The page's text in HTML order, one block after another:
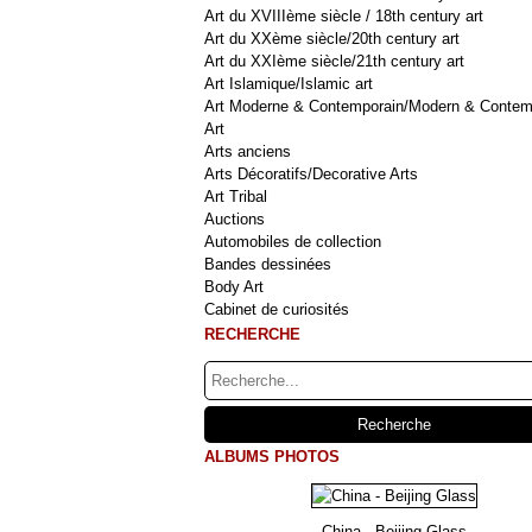
Art du XVIIIème siècle / 18th century art
Art du XXème siècle/20th century art
Art du XXIème siècle/21th century art
Art Islamique/Islamic art
Art Moderne & Contemporain/Modern &
Art
Arts anciens
Arts Décoratifs/Decorative Arts
Art Tribal
Auctions
Automobiles de collection
Bandes dessinées
Body Art
Cabinet de curiosités
RECHERCHE
ALBUMS PHOTOS